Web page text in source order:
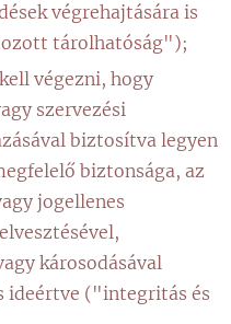
végrehajtására is
tárolhatóság");
végezni, hogy
szervezési
biztosítva legyen
biztonsága, az
jogellenes
károsodásával
ideértve ("integritás és